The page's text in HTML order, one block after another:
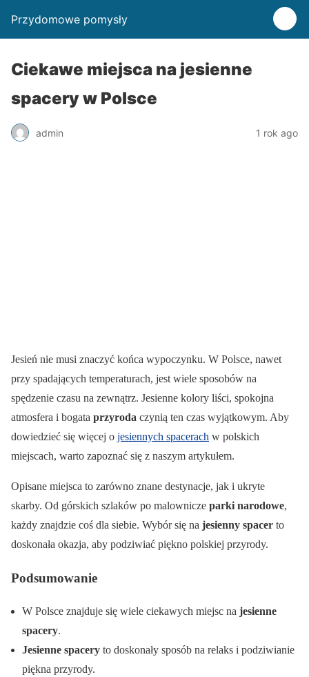
Przydomowe pomysły
Ciekawe miejsca na jesienne
spacery w Polsce
admin 1 rok ago
Jesień nie musi znaczyć końca wypoczynku. W Polsce, nawet
przy spadających temperaturach, jest wiele sposobów na
spędzenie czasu na zewnątrz. Jesienne kolory liści, spokojna
atmosfera i bogata przyroda czynią ten czas wyjątkowym. Aby
dowiedzieć się więcej o jesiennych spacerach w polskich
miejscach, warto zapoznać się z naszym artykułem.
Opisane miejsca to zarówno znane destynacje, jak i ukryte
skarby. Od górskich szlaków po malownicze parki narodowe,
każdy znajdzie coś dla siebie. Wybór się na jesienny spacer to
doskonała okazja, aby podziwiać piękno polskiej przyrody.
Podsumowanie
W Polsce znajduje się wiele ciekawych miejsc na jesienne
spacery.
Jesienne spacery to doskonały sposób na relaks i podziwianie
piękna przyrody.